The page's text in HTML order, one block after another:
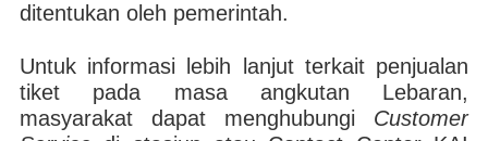
ditentukan oleh pemerintah.
Untuk informasi lebih lanjut terkait penjualan
tiket pada masa angkutan Lebaran,
masyarakat dapat menghubungi Customer